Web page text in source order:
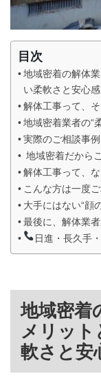
目次
地域密着の解体
い柔軟さと安心
解体工事って、
地域密着業者の“
実際のご相談事
地域密着だから
解体工事って、
こんな方は一度
大手にはない“顔
最後に、解体業
日進・長久手
地域密着
メリッ
軟さと